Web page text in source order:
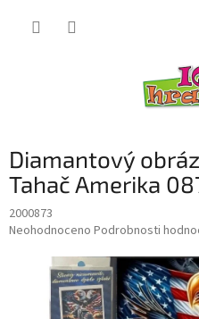
Diamantový
Tahač Amerika
2000873
Průměrné
produktu
Neohodnoceno Podrobnosti